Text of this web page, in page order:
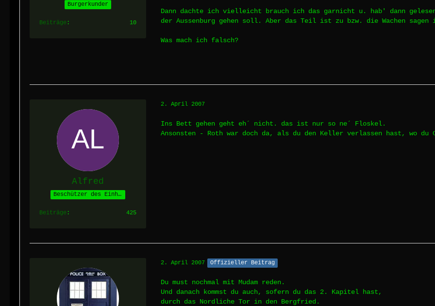
Burgerkunder
Beiträge 10
Dann dachte ich vielleicht brauch ich das garnicht u. hab' dann
der Aussenburg gehen soll. Aber das Teil ist zu bzw. die Wachen
Was mach ich falsch?
Alfred
Beschützer des Einhorns
Beiträge 425
2. April 2007
Ins Bett gehen geht eh´ nicht. das ist nur so ne´ Floskel.
Ansonsten - Roth war doch da, als du den Keller verlassen hast, wo du
2. April 2007 Offizieller Beitrag
Du must nochmal mit Mudam reden.
Und danach kommst du auch, sofern du das 2. Kapitel hast,
durch das Nordliche Tor in den Bergfried.